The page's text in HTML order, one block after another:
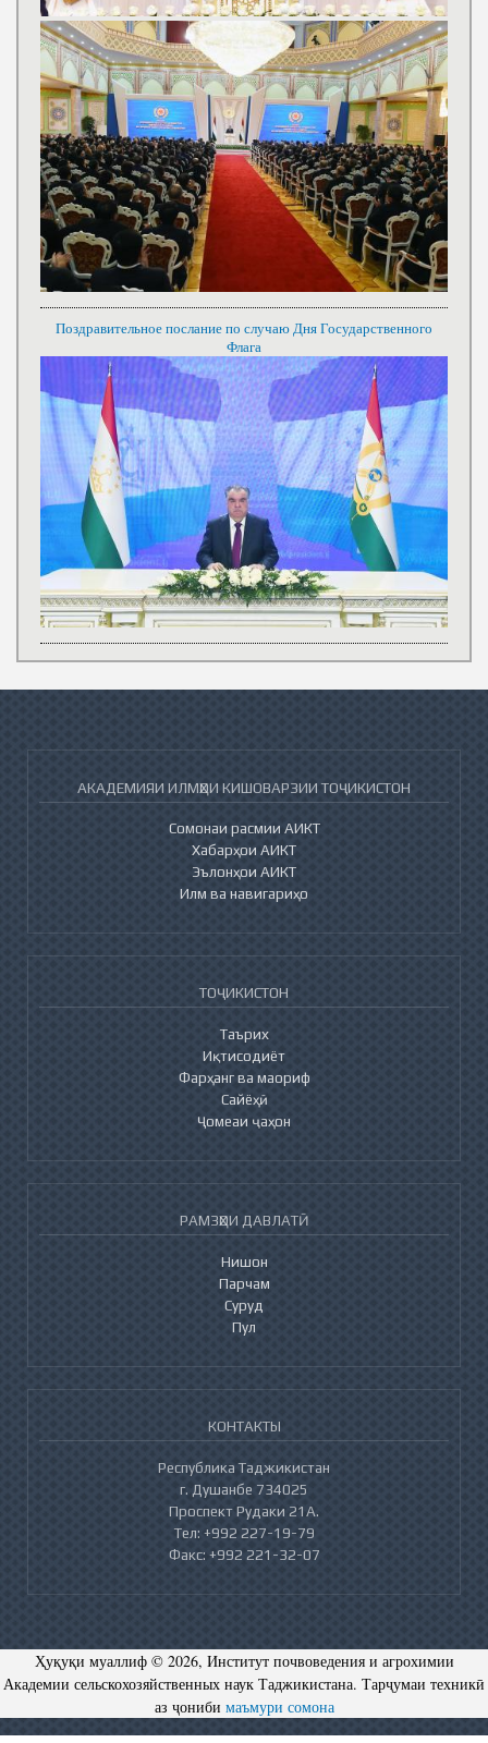
Поздравительное послание по случаю Дня Государственного
Флага
АКАДЕМИЯИ ИЛМҲОИ КИШОВАРЗИИ ТОҶИКИСТОН
Сомонаи расмии АИКТ
Хабарҳои АИКТ
Эълонҳои АИКТ
Илм ва навигариҳо
ТОҶИКИСТОН
Таърих
Иқтисодиёт
Фарҳанг ва маориф
Сайёҳӣ
Ҷомеаи ҷаҳон
РАМЗҲОИ ДАВЛАТӢ
Нишон
Парчам
Суруд
Пул
КОНТАКТЫ
Республика Таджикистан
г. Душанбе 734025
Проспект Рудаки 21А.
Тел: +992 227-19-79
Факс: +992 221-32-07
Ҳуқуқи муаллиф © 2026, Институт почвоведения и агрохимии
Академии сельскохозяйственных наук Таджикистана. Тарҷумаи техникӣ
аз ҷониби маъмури сомона